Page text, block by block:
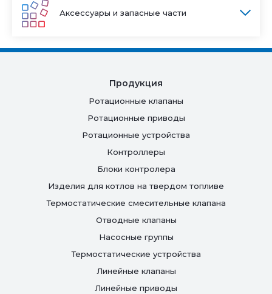
Аксессуары и запасные части
Продукция
Ротационные клапаны
Ротационные приводы
Ротационные устройства
Контроллеры
Блоки контролера
Изделия для котлов на твердом топливе
Термостатические смесительные клапана
Отводные клапаны
Насосные группы
Термостатические устройства
Линейные клапаны
Линейные приводы